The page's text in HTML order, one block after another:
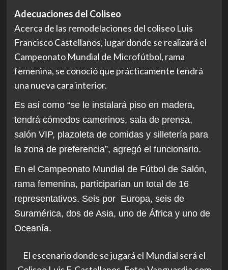
Adecuaciones del Coliseo
Acerca de las remodelaciones del coliseo Luis
Francisco Castellanos, lugar donde se realizará el
Campeonato Mundial de Microfútbol, rama
femenina, se conoció que prácticamente tendrá
una nueva cara interior.
Es así como “se le instalará piso en madera,
tendrá cómodos camerinos, sala de prensa,
salón VIP, plazoleta de comidas y silletería para
la zona de preferencia”, agregó el funcionario.
En el Campeonato Mundial de Fútbol de Salón,
rama femenina, participarían un total de 16
representativos. Seis por Europa, seis de
Suramérica, dos de Asia, uno de África y uno de
Oceanía.
El escenario donde se jugará el Mundial será el